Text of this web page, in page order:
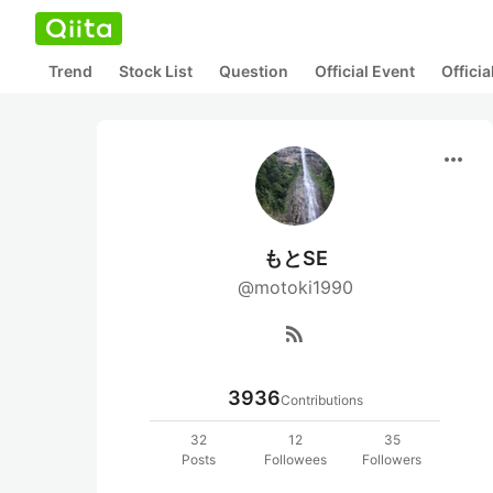
Trend Stock List Question Official Event
more_horiz
もとSE
@motoki1990
rss_feed
3936Contributions
32
Posts
12
Followees
35
Followers